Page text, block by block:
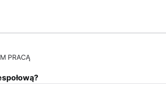
PRACĄ